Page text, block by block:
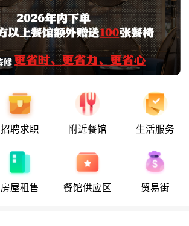
招聘求职 附近餐馆 生活服务
房屋租售 餐馆供应区 贸易街
八月十五警惕恐袭！